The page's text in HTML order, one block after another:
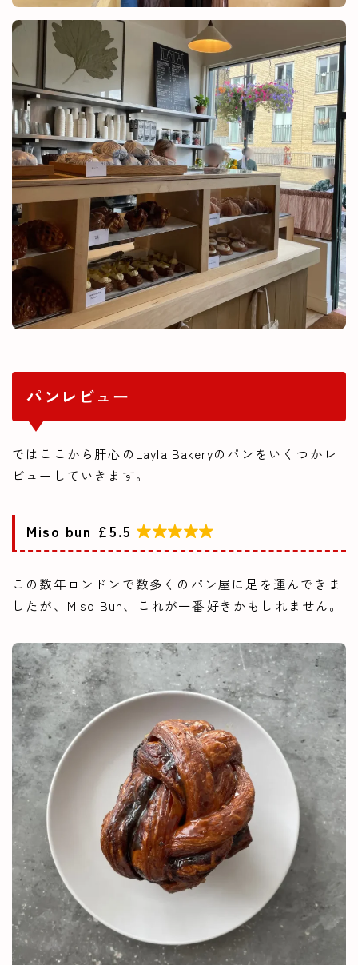
パンレビュー
ではここから肝心のLayla Bakeryのパンをいくつかレ
ビューしていきます。
Miso bun £5.5 
この数年ロンドンで数多くのパン屋に足を運んできま
したが、Miso Bun、これが一番好きかもしれません。